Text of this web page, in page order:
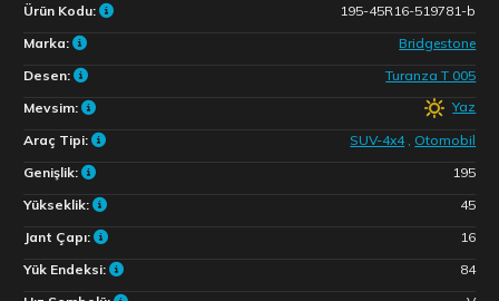
Ürün Kodu:
195-45R16-519781-b
Marka:
Bridgestone
Desen:
Turanza T 005
Mevsim:
Yaz
Araç Tipi:
SUV-4x4 , Otomobil
Genişlik:
195
Yükseklik:
45
Jant Çapı:
16
Yük Endeksi:
84